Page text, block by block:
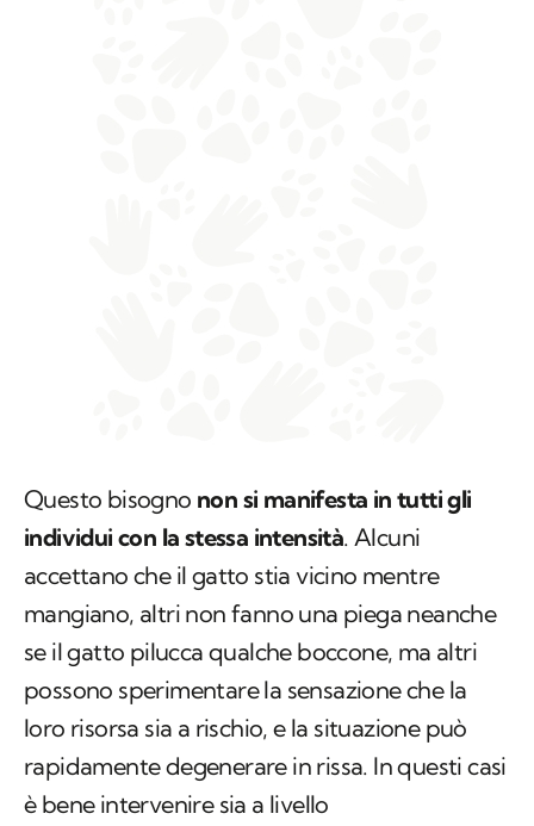
Questo bisogno non si manifesta in tutti gli
individui con la stessa intensità. Alcuni
accettano che il gatto stia vicino mentre
mangiano, altri non fanno una piega neanche
se il gatto pilucca qualche boccone, ma altri
possono sperimentare la sensazione che la
loro risorsa sia a rischio, e la situazione può
rapidamente degenerare in rissa. In questi casi
è bene intervenire sia a livello